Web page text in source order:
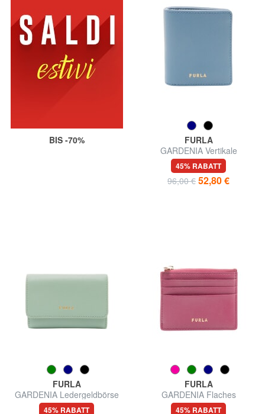
BIS -70%
FURLA
GARDENIA Vertikale
Ledergeldbörse
45% RABATT
96,00 € 52,80 €
FURLA
GARDENIA Ledergeldbörse
45% RABATT
FURLA
GARDENIA Flaches
Kartenetui aus Leder
45% RABATT